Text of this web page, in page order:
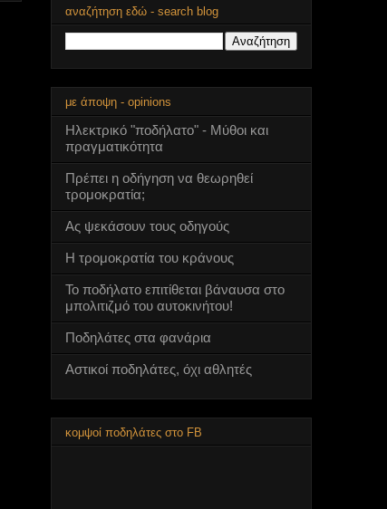
αναζήτηση εδώ - search blog
με άποψη - opinions
Ηλεκτρικό "ποδήλατο" - Μύθοι και
πραγματικότητα
Πρέπει η οδήγηση να θεωρηθεί
τρομοκρατία;
Ας ψεκάσουν τους οδηγούς
Η τρομοκρατία του κράνους
Το ποδήλατο επιτίθεται βάναυσα στο
μπολιτιζμό του αυτοκινήτου!
Ποδηλάτες στα φανάρια
Αστικοί ποδηλάτες, όχι αθλητές
κομψοί ποδηλάτες στο FB